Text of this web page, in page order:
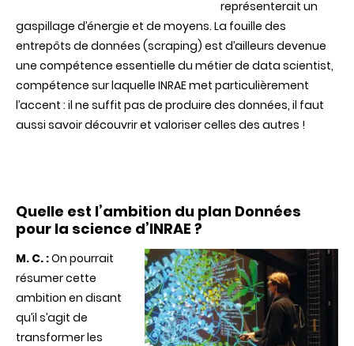
représenterait un
gaspillage d’énergie et de moyens. La fouille des
entrepôts de données (scraping) est d’ailleurs devenue
une compétence essentielle du métier de data scientist,
compétence sur laquelle INRAE met particulièrement
l’accent : il ne suffit pas de produire des données, il faut
aussi savoir découvrir et valoriser celles des autres !
Quelle est l’ambition du plan Données
pour la science d’INRAE ?
M. C. :On pourrait
résumer cette
ambition en disant
qu’il s’agit de
transformer les